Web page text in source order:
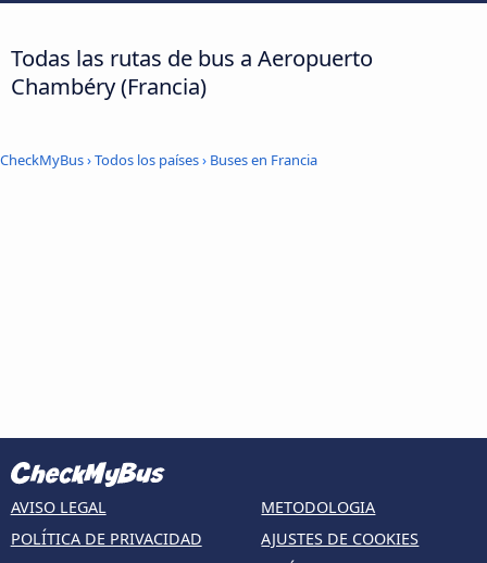
Todas las rutas de bus a Aeropuerto
Chambéry (Francia)
CheckMyBus›Todos los países› Buses en Francia
AVISO LEGAL
POLÍTICA DE PRIVACIDAD
METODOLOGIA
AJUSTES DE COOKIES